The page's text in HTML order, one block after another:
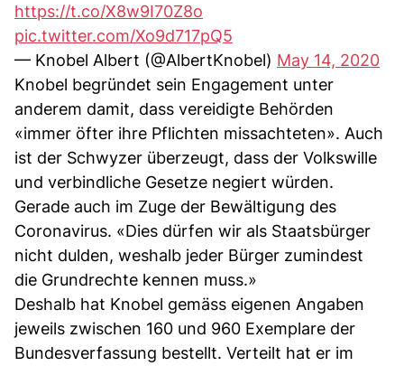
https://t.co/X8w9I70Z8o
pic.twitter.com/Xo9d717pQ5
— Knobel Albert (@AlbertKnobel) May 14, 2020
Knobel begründet sein Engagement unter
anderem damit, dass vereidigte Behörden
«immer öfter ihre Pflichten missachteten». Auch
ist der Schwyzer überzeugt, dass der Volkswille
und verbindliche Gesetze negiert würden.
Gerade auch im Zuge der Bewältigung des
Coronavirus. «Dies dürfen wir als Staatsbürger
nicht dulden, weshalb jeder Bürger zumindest
die Grundrechte kennen muss.»
Deshalb hat Knobel gemäss eigenen Angaben
jeweils zwischen 160 und 960 Exemplare der
Bundesverfassung bestellt. Verteilt hat er im